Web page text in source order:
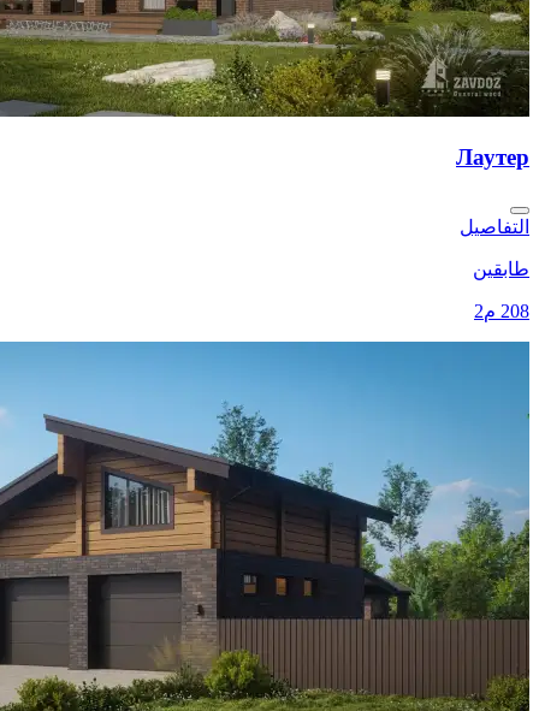
Лаутер
التفاصيل
طابقين
208 م2